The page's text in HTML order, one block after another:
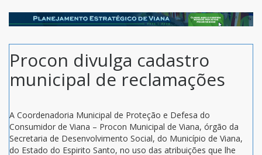
ES
Procon divulga cadastro
municipal de reclamações
A Coordenadoria Municipal de Proteção e Defesa do
Consumidor de Viana – Procon Municipal de Viana, órgão da
Secretaria de Desenvolvimento Social, do Município de Viana,
do Estado do Espirito Santo, no uso das atribuições que lhe